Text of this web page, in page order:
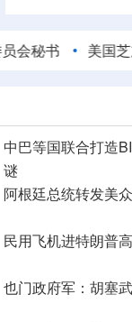
速查，7月流行计
美国芝加哥市
中巴等国联合打造
谜
阿根廷总统转发美
民用飞机进特朗普
也门政府军：胡塞